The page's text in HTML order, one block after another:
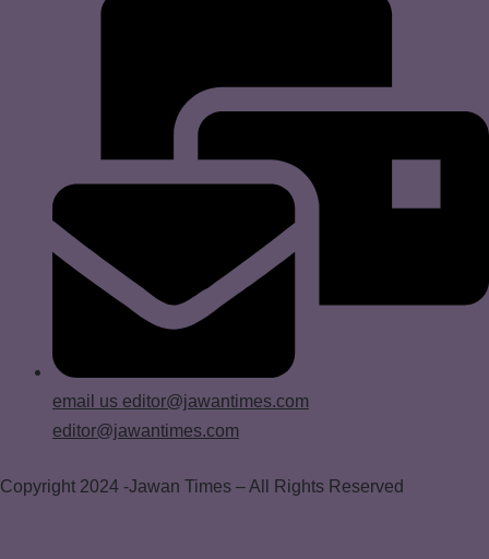
email us editor@jawantimes.com
editor@jawantimes.com
Copyright 2024 -Jawan Times – All Rights Reserved